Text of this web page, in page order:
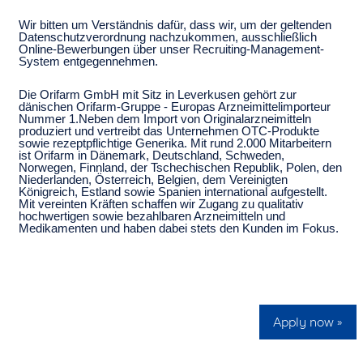
Wir bitten um Verständnis dafür, dass wir, um der geltenden
Datenschutzverordnung nachzukommen, ausschließlich
Online-Bewerbungen über unser Recruiting-Management-
System entgegennehmen.
Die Orifarm GmbH mit Sitz in Leverkusen gehört zur
dänischen Orifarm-Gruppe - Europas Arzneimittelimporteur
Nummer 1.Neben dem Import von Originalarzneimitteln
produziert und vertreibt das Unternehmen OTC-Produkte
sowie rezeptpflichtige Generika. Mit rund 2.000 Mitarbeitern
ist Orifarm in Dänemark, Deutschland, Schweden,
Norwegen, Finnland, der Tschechischen Republik, Polen, den
Niederlanden, Österreich, Belgien, dem Vereinigten
Königreich, Estland sowie Spanien international aufgestellt.
Mit vereinten Kräften schaffen wir Zugang zu qualitativ
hochwertigen sowie bezahlbaren Arzneimitteln und
Medikamenten und haben dabei stets den Kunden im Fokus.
Apply now »